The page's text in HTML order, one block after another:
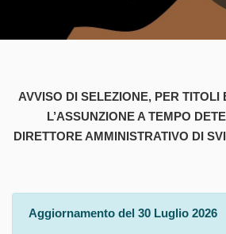
AVVISO DI SELEZIONE, PER TITOLI
L’ASSUNZIONE A TEMPO
DIRETTORE AMMINISTRATIVO DI
Aggiornamento del 30 Luglio 2026